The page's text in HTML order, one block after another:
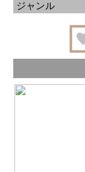
ジャンル